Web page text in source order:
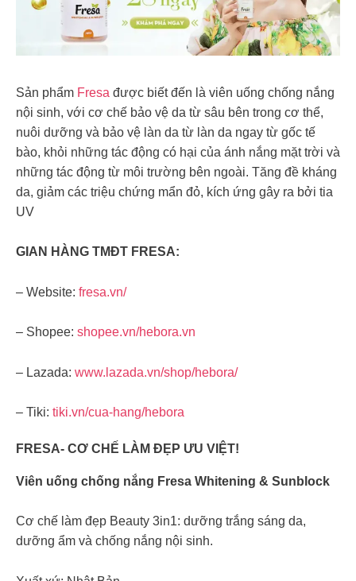
Sản phẩm Fresa được biết đến là viên uống chống nắng
nội sinh, với cơ chế bảo vệ da từ sâu bên trong cơ thể,
nuôi dưỡng và bảo vệ làn da từ làn da ngay từ gốc tế
bào, khỏi những tác động có hại của ánh nắng mặt trời và
những tác động từ môi trường bên ngoài. Tăng đề kháng
da, giảm các triệu chứng mẩn đỏ, kích ứng gây ra bởi tia
UV
GIAN HÀNG TMĐT FRESA:
– Website: fresa.vn/
– Shopee: shopee.vn/hebora.vn
– Lazada: www.lazada.vn/shop/hebora/
– Tiki: tiki.vn/cua-hang/hebora
FRESA- CƠ CHẾ LÀM ĐẸP ƯU VIỆT!
Viên uống chống nắng Fresa Whitening & Sunblock
Cơ chế làm đẹp Beauty 3in1: dưỡng trắng sáng da,
dưỡng ẩm và chống nắng nội sinh.